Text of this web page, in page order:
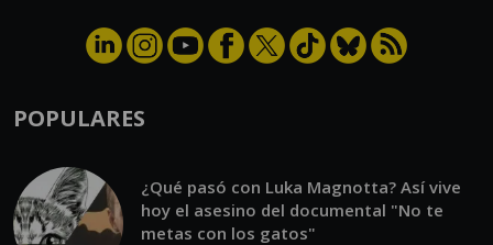
POPULARES
¿Qué pasó con Luka Magnotta? Así vive
hoy el asesino del documental "No te
metas con los gatos"